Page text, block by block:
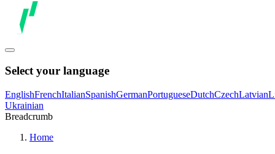
Select your language
EnglishFrenchItalianSpanishGermanPortugueseDutchCzechLatvian
Ukrainian
Breadcrumb
Home